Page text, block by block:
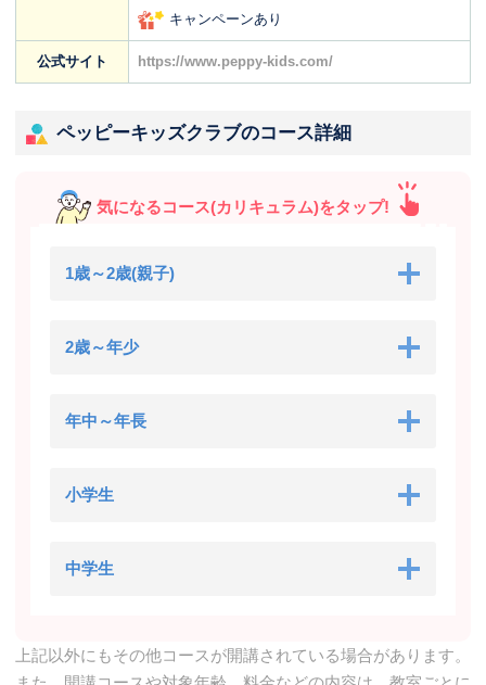
キャンペーンあり
公式サイト https://www.peppy-kids.com/
ペッピーキッズクラブのコース詳細
気になるコース(カリキュラム)をタップ!
1歳～2歳(親子)
2歳～年少
年中～年長
小学生
中学生
上記以外にもその他コースが開講されている場合があります。